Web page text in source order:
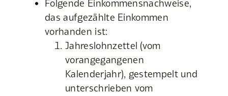
Folgende Einkommensnachweise,
das aufgezählte Einkommen
vorhanden ist:
Jahreslohnzettel (vom
vorangegangenen
Kalenderjahr), gestempelt und
unterschrieben vom